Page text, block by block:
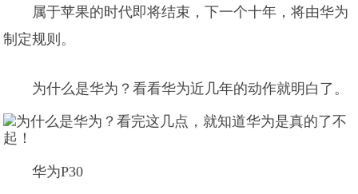
属于苹果的时代即将结束，下一个十年，将由华为
制定规则。
为什么是华为？看看华为近几年的动作就明白了。
华为P30